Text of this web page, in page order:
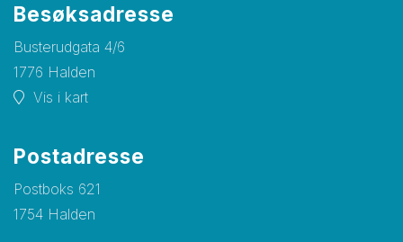
Besøksadresse
Busterudgata 4/6
1776 Halden
Vis i kart
Postadresse
Postboks 621
1754 Halden